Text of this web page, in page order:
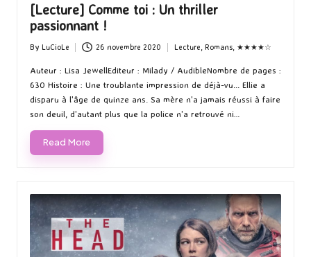
[Lecture] Comme toi : Un thriller
passionnant !
Posted
by
By LuCioLe 26 novembre 2020
in
Lecture, Romans, ★★★★☆
Auteur : Lisa JewellEditeur : Milady / AudibleNombre de pages :
630 Histoire : Une troublante impression de déjà-vu... Ellie a
disparu à l'âge de quinze ans. Sa mère n'a jamais réussi à faire
son deuil, d'autant plus que la police n'a retrouvé ni…
Read More